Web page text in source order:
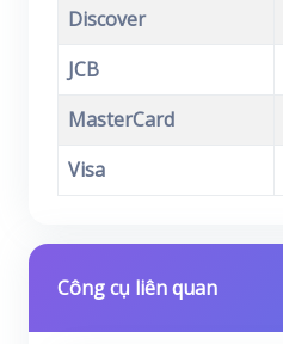
Discover
JCB
MasterCard
Visa
Công cụ liên quan